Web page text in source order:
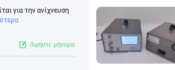
για την ανίχνευση
Αφήστε μήνυμα.